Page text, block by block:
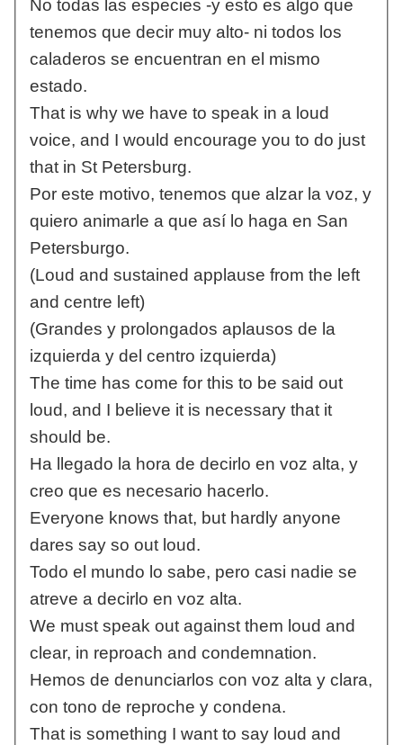
No todas las especies -y esto es algo que
tenemos que decir muy alto- ni todos los
caladeros se encuentran en el mismo
estado.
That is why we have to speak in a loud
voice, and I would encourage you to do just
that in St Petersburg.
Por este motivo, tenemos que alzar la voz, y
quiero animarle a que así lo haga en San
Petersburgo.
(Loud and sustained applause from the left
and centre left)
(Grandes y prolongados aplausos de la
izquierda y del centro izquierda)
The time has come for this to be said out
loud, and I believe it is necessary that it
should be.
Ha llegado la hora de decirlo en voz alta, y
creo que es necesario hacerlo.
Everyone knows that, but hardly anyone
dares say so out loud.
Todo el mundo lo sabe, pero casi nadie se
atreve a decirlo en voz alta.
We must speak out against them loud and
clear, in reproach and condemnation.
Hemos de denunciarlos con voz alta y clara,
con tono de reproche y condena.
That is something I want to say loud and